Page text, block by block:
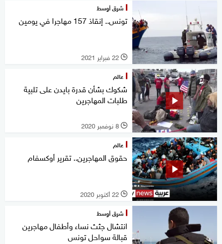
شرق أوسط
تونس.. إنقاذ 157 مهاجرا في يومين
l 22 فبراير 2021
عالم
شكوك بشأن قدرة بايدن على تلبية
طلبات المهاجرين
l 8 نوفمبر 2020
عالم
حقوق المهاجرين.. تقرير أوكسفام
l 22 أكتوبر 2020
شرق أوسط
انتشال جثث نساء وأطفال مهاجرين
قبالة سواحل تونس